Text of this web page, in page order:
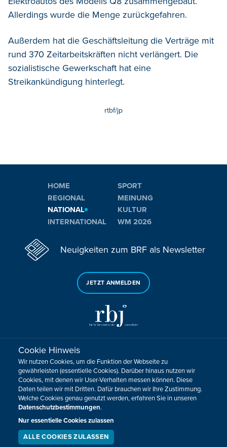
Allerdings wurde die Menge zurückgefahren.
Außerdem hat die Geschäftsleitung die Verträge mit
rund 370 Zeitarbeitskräften nicht verlängert. Die
sozialistische Gewerkschaft hat eine
Streikankündigung hinterlegt.
rtbf/jp
HOME
REGIONAL
NATIONAL
INTERNATIONAL
SPORT
MEINUNG
KULTUR
WM 2026
Neuigkeiten zum BRF als Newsletter
JETZT ANMELDEN
Sie haben noch Fragen oder Anmerkungen?
KONTAKTIEREN SIE UNS!
Impressum Datenschutz Kontakt
Barrierefreiheit
Cookie-Zustimmung anpassen
Design, Konzept & Programmierung:
Cookie Hinweis
Wir nutzen Cookies, um die Funktion der Webseite zu
gewährleisten (essentielle Cookies). Darüber hinaus nutzen wir
Cookies, mit denen wir User-Verhalten messen können. Diese
Daten teilen wir mit Dritten. Dafür brauchen wir Ihre Zustimmung.
Welche Cookies genau genutzt werden, erfahren Sie in unseren
Datenschutzbestimmungen.
Nur essentielle Cookies zulassen
ALLE COOKIES ZULASSEN
LIVESTREAM